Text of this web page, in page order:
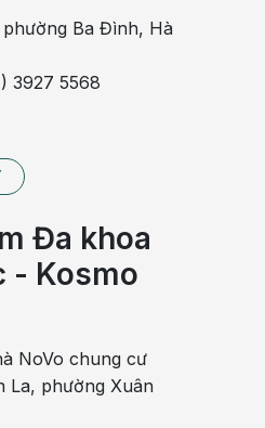
phường Ba Đình, Hà
3927 5568
Đa khoa
- Kosmo
NoVo chung cư
La, phường Xuân